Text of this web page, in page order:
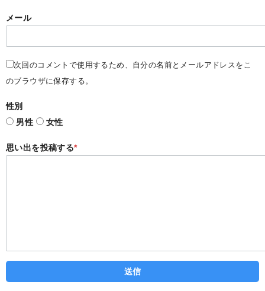
メール
次回のコメントで使用するため、自分の名前とメールアドレスをこ
のブラウザに保存する。
性別
男性
女性
思い出を投稿する*